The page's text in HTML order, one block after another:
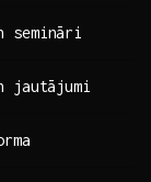
semināri
⁣jautājumi